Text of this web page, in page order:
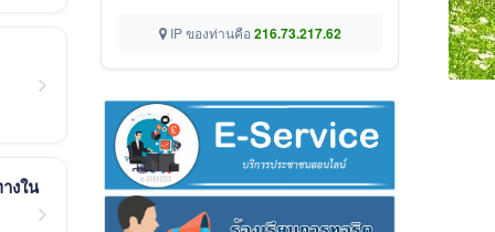
งใน
IP ของท่านคือ 216.73.217.62